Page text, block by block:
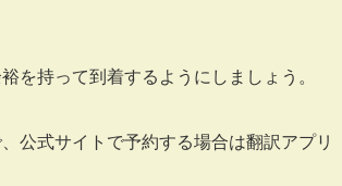
を持って到着するようにしましょう。
公式サイトで予約する場合は翻訳アプリ